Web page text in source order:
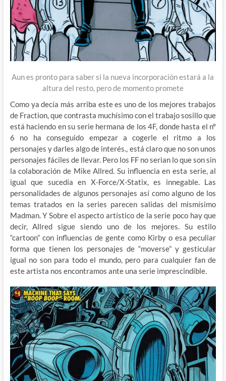
Aun es pronto para saber si la nueva incorporación estará a la
altura del resto, pero de momento promete
Como ya decía más arriba este es uno de los mejores trabajos
de Fraction, que contrasta muchísimo con el trabajo sosillo que
está haciendo en su serie hermana de los 4F, donde hasta el nº
6 no ha conseguido empezar a cogerle el ritmo a los
personajes y darles algo de interés., está claro que no son unos
personajes fáciles de llevar. Pero los FF no serian lo que son sin
la colaboración de Mike Allred. Su influencia en esta serie, al
igual que sucedía en X-Force/X-Statix, es innegable. Las
personalidades de algunos personajes así como alguno de los
temas tratados en la series parecen salidas del mismísimo
Madman. Y Sobre el aspecto artístico de la serie poco hay que
decir, Allred sigue siendo uno de los mejores. Su estilo
“cartoon” con influencias de gente como Kirby o esa peculiar
forma que tienen los personajes de “moverse” y gesticular
igual no son para todo el mundo, pero para cualquier fan de
este artista nos encontramos ante una serie imprescindible.